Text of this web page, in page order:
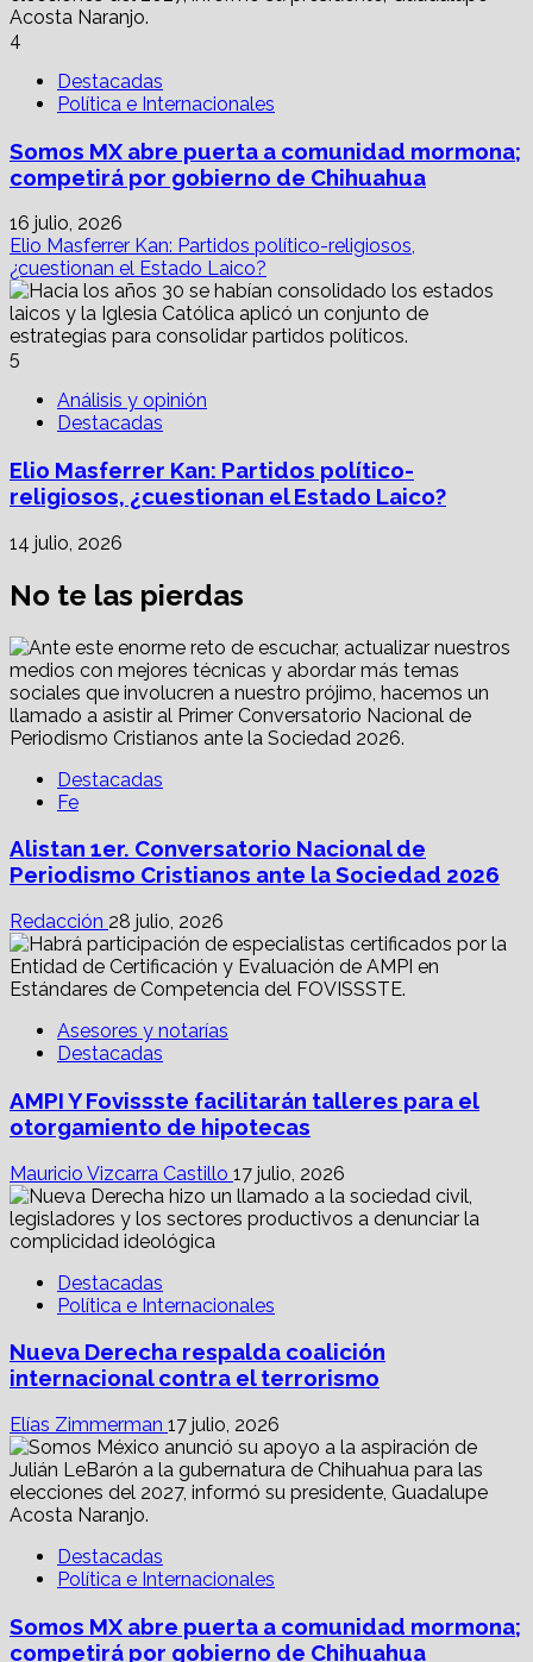
4
Destacadas
Política e Internacionales
Somos MX abre puerta a comunidad mormona;
competirá por gobierno de Chihuahua
16 julio, 2026
Elio Masferrer Kan: Partidos político-religiosos,
¿cuestionan el Estado Laico?
5
Análisis y opinión
Destacadas
Elio Masferrer Kan: Partidos político-
religiosos, ¿cuestionan el Estado Laico?
14 julio, 2026
No te las pierdas
Destacadas
Fe
Alistan 1er. Conversatorio Nacional de
Periodismo Cristianos ante la Sociedad 2026
Redacción 28 julio, 2026
Asesores y notarías
Destacadas
AMPI Y Fovissste facilitarán talleres para el
otorgamiento de hipotecas
Mauricio Vizcarra Castillo 17 julio, 2026
Destacadas
Política e Internacionales
Nueva Derecha respalda coalición
internacional contra el terrorismo
Elías Zimmerman 17 julio, 2026
Destacadas
Política e Internacionales
Somos MX abre puerta a comunidad mormona;
competirá por gobierno de Chihuahua